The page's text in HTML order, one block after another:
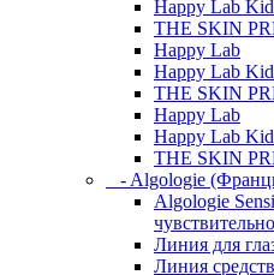
Happy Lab
THE SKIN
Happy Lab
Happy Lab
THE SKIN
Happy Lab
Happy Lab
THE SKIN
- Algologie
Algologie
Линия для
Линия